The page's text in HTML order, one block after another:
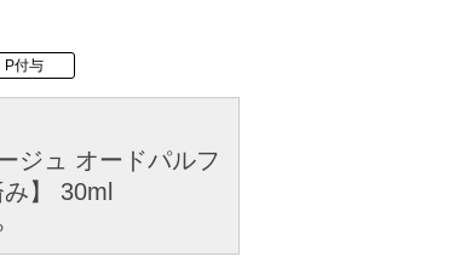
P付与
ジュ オードパルフ
】 30ml